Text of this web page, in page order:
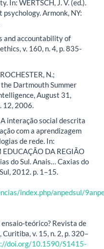
In: WERTSCH, J. V. (ed.).
Armonk, NY:
and accountability of
v. 160, n. 4, p. 835-
N.;
the Dartmouth Summer
August 31,
12, 2006.
A interação social descrita
com a aprendizagem
de rede. In:
EDUCAÇÃO DA REGIÃO
do Sul. Anais… Caxias do
2012. p. 1–15.
index.php/anpedsul/
ensaio-teórico? Revista de
v. 15, n. 2, p. 320–
doi.org/10.1590/S1415-